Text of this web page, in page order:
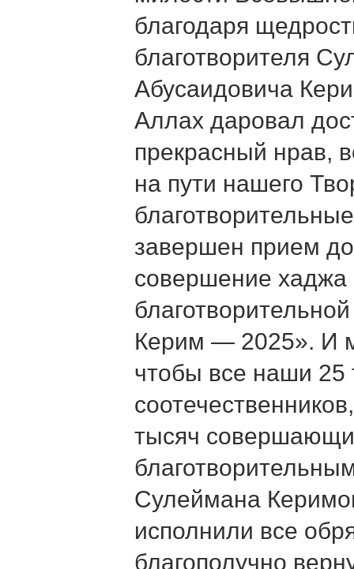
благодаря
благотворителя
Абусаидовича
Аллах даровал
прекрасный нрав,
на пути нашего
завершен прием
совершение хаджа
Керим — 2025». И
чтобы все наши 25
тысяч
Сулеймана
исполнили все
благополучно